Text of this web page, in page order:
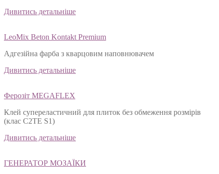
Дивитись детальніше
LeoMix Beton Kontakt Premium
Адгезійна фарба з кварцовим наповнювачем
Дивитись детальніше
Ферозіт MEGAFLEX
Клей супереластичний для плиток без обмеження розмірів
(клас С2ТЕ S1)
Дивитись детальніше
ГЕНЕРАТОР МОЗАЇКИ